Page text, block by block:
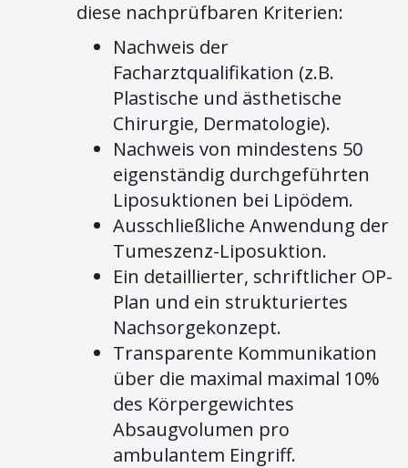
diese nachprüfbaren Kriterien:
Nachweis der
Facharztqualifikation (z.B.
Plastische und ästhetische
Chirurgie, Dermatologie).
Nachweis von mindestens 50
eigenständig durchgeführten
Liposuktionen bei Lipödem.
Ausschließliche Anwendung der
Tumeszenz-Liposuktion.
Ein detaillierter, schriftlicher OP-
Plan und ein strukturiertes
Nachsorgekonzept.
Transparente Kommunikation
über die maximal maximal 10%
des Körpergewichtes
Absaugvolumen pro
ambulantem Eingriff.